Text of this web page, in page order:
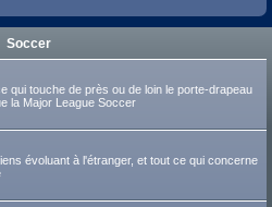
Soccer
qui touche de près ou de loin le porte-drapeau
la Major League Soccer
évoluant à l'étranger, et tout ce qui concerne